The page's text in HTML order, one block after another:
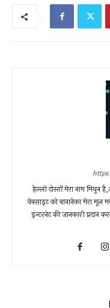
हेल्लो दोस्तों मेरा नाम
वेबसाइट को बानानेका मेरा मूल
इन्टरनेट की जानकारी